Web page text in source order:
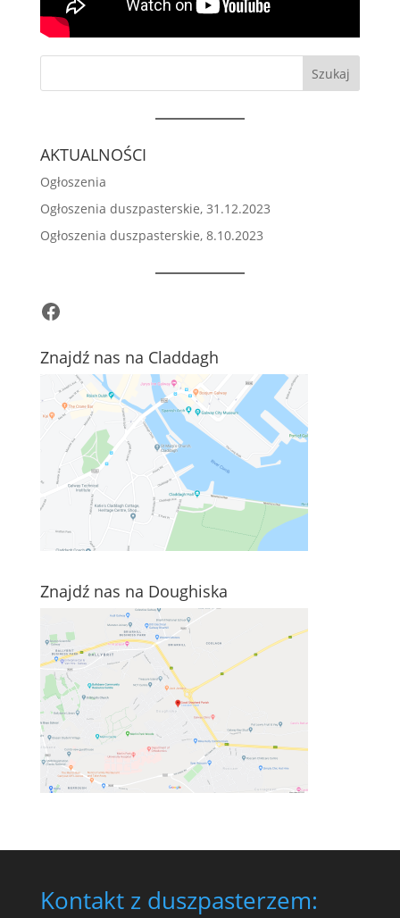
Szukaj
AKTUALNOŚCI
Ogłoszenia
Ogłoszenia duszpasterskie, 31.12.2023
Ogłoszenia duszpasterskie, 8.10.2023
Facebook
Znajdź nas na Claddagh
Znajdź nas na Doughiska
Kontakt z duszpasterzem: